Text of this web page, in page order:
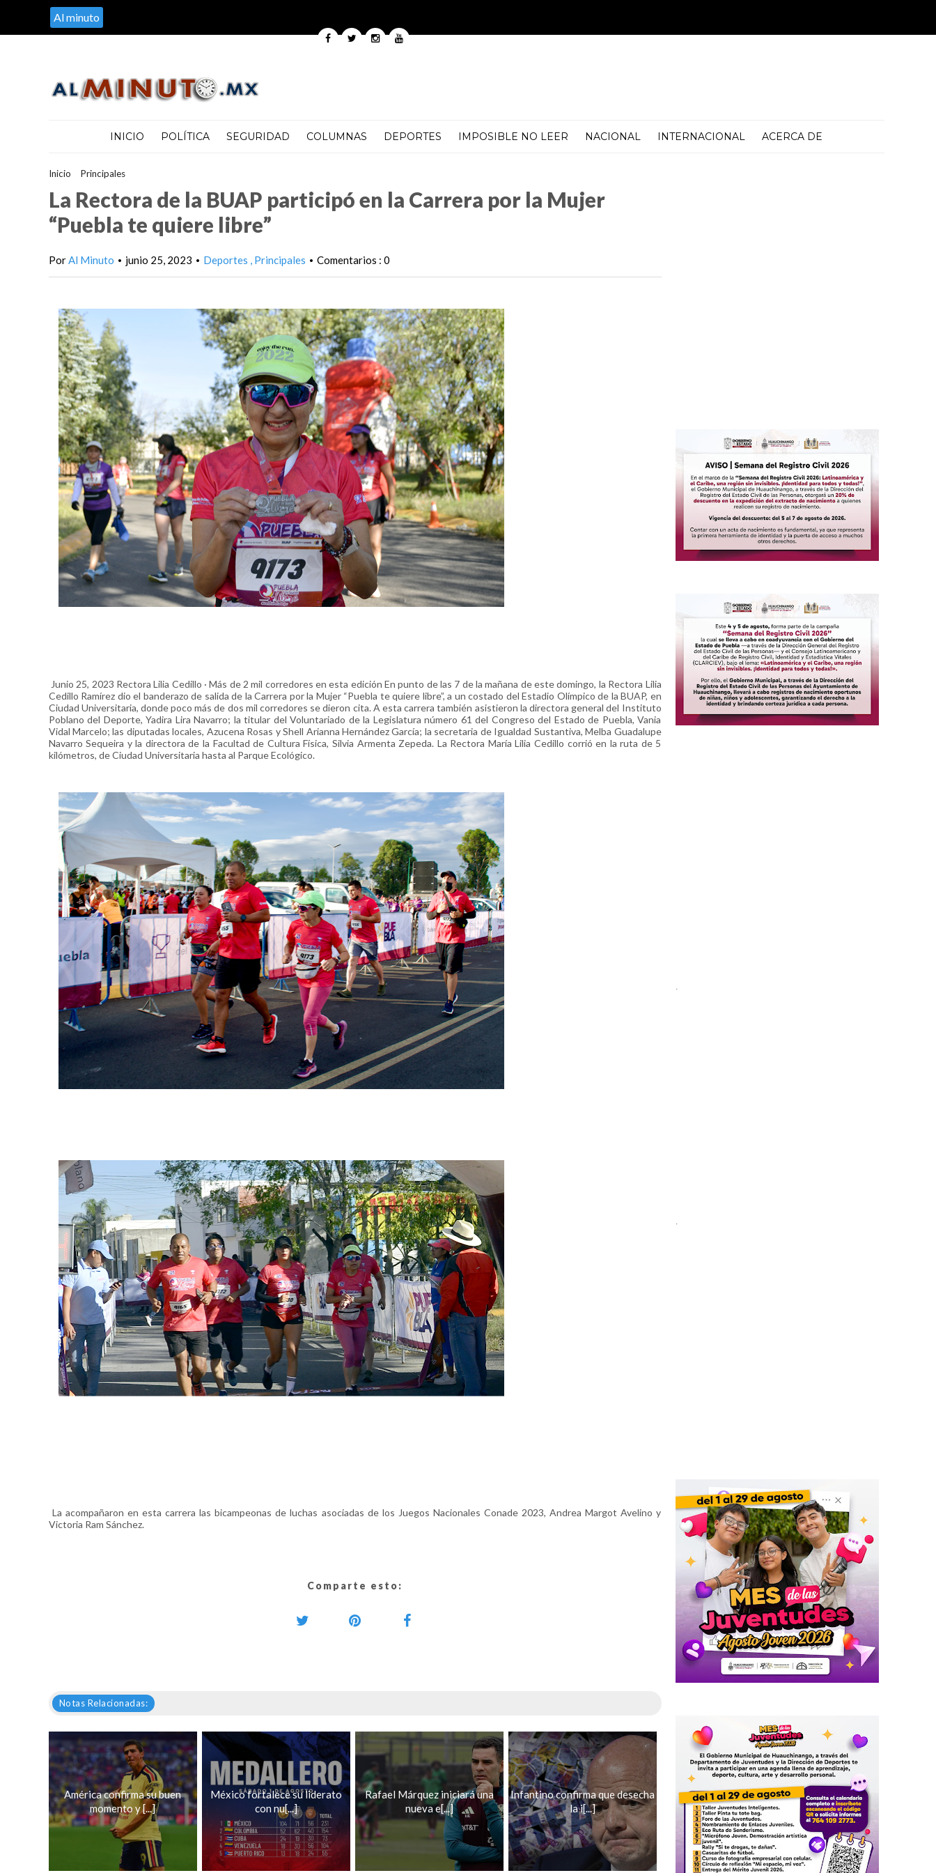
Al minuto
INICIO POLÍTICA SEGURIDAD COLUMNAS DEPORTES IMPOSIBLE NO LEER NACIONAL INTERNACIONAL ACERCA DE
Inicio Principales>
La Rectora de la BUAP participó en la Carrera por la Mujer
“Puebla te quiere libre”
PorAl Minuto • junio 25, 2023 • Deportes Principales • Comentarios : 0
Junio 25, 2023 Rectora Lilia Cedillo · Más de 2 mil corredores en esta edición En punto de las 7 de la mañana de este domingo, la Rectora Lilia
Cedillo Ramírez dio el banderazo de salida de la Carrera por la Mujer “Puebla te quiere libre”, a un costado del Estadio Olímpico de la BUAP, en
Ciudad Universitaria, donde poco más de dos mil corredores se dieron cita. A esta carrera también asistieron la directora general del Instituto
Poblano del Deporte, Yadira Lira Navarro; la titular del Voluntariado de la Legislatura número 61 del Congreso del Estado de Puebla, Vania
Vidal Marcelo; las diputadas locales, Azucena Rosas y Shell Arianna Hernández García; la secretaria de Igualdad Sustantiva, Melba Guadalupe
Navarro Sequeira y la directora de la Facultad de Cultura Física, Silvia Armenta Zepeda. La Rectora María Lilia Cedillo corrió en la ruta de 5
kilómetros, de Ciudad Universitaria hasta al Parque Ecológico.
La acompañaron en esta carrera las bicampeonas de luchas asociadas de los Juegos Nacionales Conade 2023, Andrea Margot Avelino y
Victoria Ram Sánchez.
Comparte esto:
Notas Relacionadas:
América confirma su buen
momento y [...]
México fortalece su liderato
con nu[...]
Rafael Márquez iniciará una
nueva e[...]
Infantino confirma que desecha
la i[...]
.
.